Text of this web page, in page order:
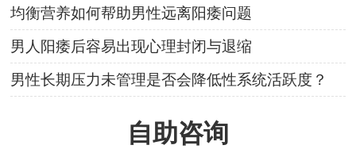
均衡营养如何帮助男性远离阳痿问题
男人阳痿后容易出现心理封闭与退缩
男性长期压力未管理是否会降低性系统活跃度？
自助咨询